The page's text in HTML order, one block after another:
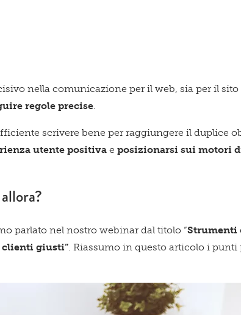
te!
nella comunicazione per il web, sia per il
regole precise.
scrivere bene per raggiungere il duplice
utente positiva eposizionarsi sui motori
parlato nel nostro webinar dal titolo “Strumenti
giusti”. Riassumo in questo articolo i